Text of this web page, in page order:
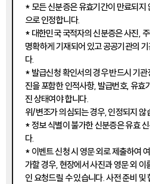
* 모든 신분증은 유효기간이 만료되지
으로 인정합니다.
* 대한민국 국적자의 신분증은 사진,
명확하게 기재되어 있고 공공기관의
다.
* 발급신청 확인서의 경우 반드시 기
진을 포함한 인적사항, 발급번호, 유효
진 상태여야 합니다.
위/변조가 의심되는 경우, 인정되지 않
* 정보 식별이 불가한 신분증은 유효
다.
* 이벤트 신청 시 영문 외로 제출하여
가할 경우, 현장에서 사진과 영문 외
인 요청드릴 수 있습니다. 사전 준비 및